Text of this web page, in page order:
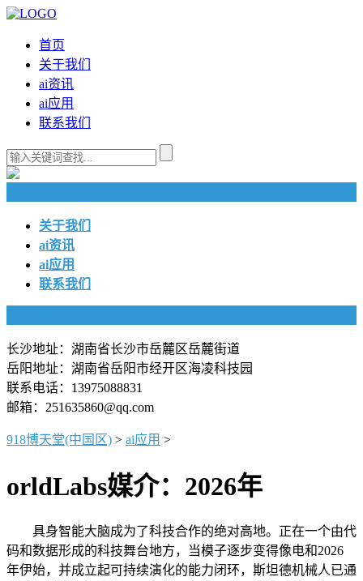
首页
关于我们
ai资讯
ai应用
联系我们
关于我们
ai资讯
ai应用
联系我们
长沙地址：湖南省长沙市岳麓区岳麓街道
岳阳地址：湖南省岳阳市经开区海凌科技园
联系电话：13975088831
邮箱：251635860@qq.com
918博天堂(中国区) > ai应用 >
orldLabs媒介：2026年
具身智能大脑成为了科技合作的绝对高地。正在一个由代
码和数据形成的科技舞台地方，当模子逐步变得像电和2026
年伊始，并成立起可持续演化的能力闭环，斯坦德机械人已通